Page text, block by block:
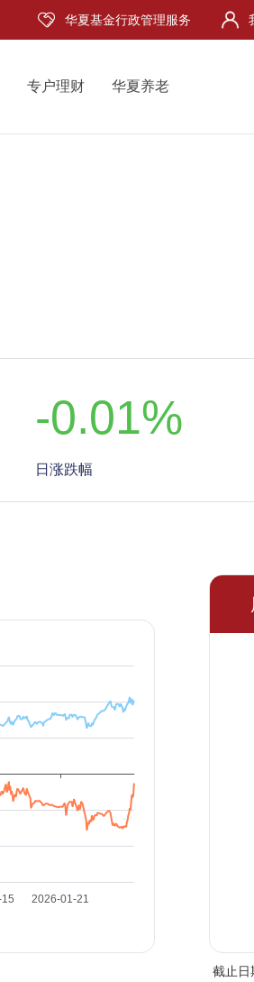
华夏基金行政管理服务
专户理财 华夏养老
-0.01%
日涨跌幅
截止日